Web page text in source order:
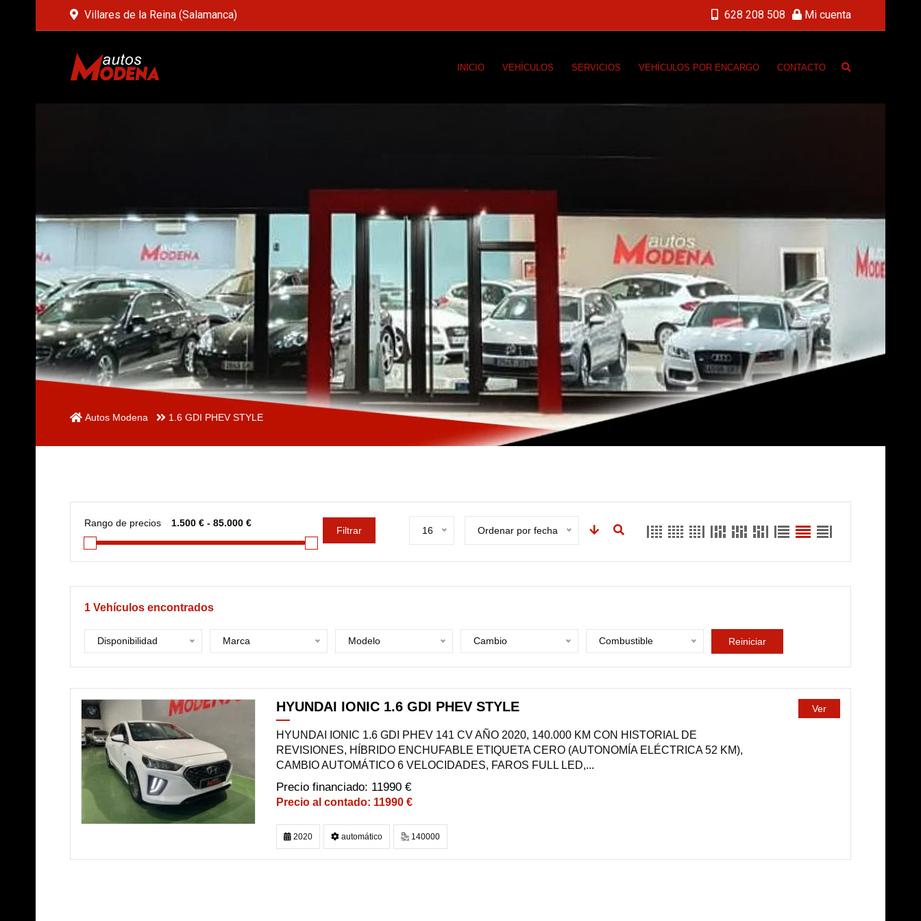
Villares de la Reina (Salamanca) 628 208 508 Mi cuenta
INICIO VEHÍCULOS SERVICIOS VEHÍCULOS POR ENCARGO CONTACTO
Autos Modena 1.6 GDI PHEV STYLE
Rango de precios
Filtrar 16 Ordenar por fecha
1 Vehículos encontrados
Disponibilidad Marca Modelo Cambio Combustible Reiniciar
DISPONIBLE
HYUNDAI IONIC 1.6 GDI PHEV STYLE
HYUNDAI IONIC 1.6 GDI PHEV 141 CV AÑO 2020, 140.000 KM CON HISTORIAL DE
REVISIONES, HÍBRIDO ENCHUFABLE ETIQUETA CERO (AUTONOMÍA ELÉCTRICA 52 KM),
CAMBIO AUTOMÁTICO 6 VELOCIDADES, FAROS FULL LED,...
11990 €
11990 €
Ver
2020 automático 140000